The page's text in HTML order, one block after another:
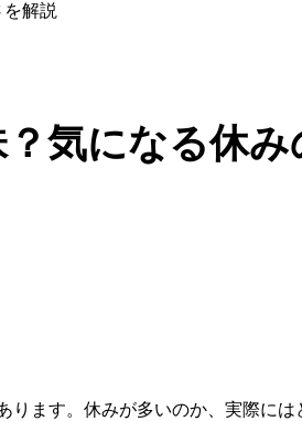
解説
気になる休
ます。休みが多いのか、実際に